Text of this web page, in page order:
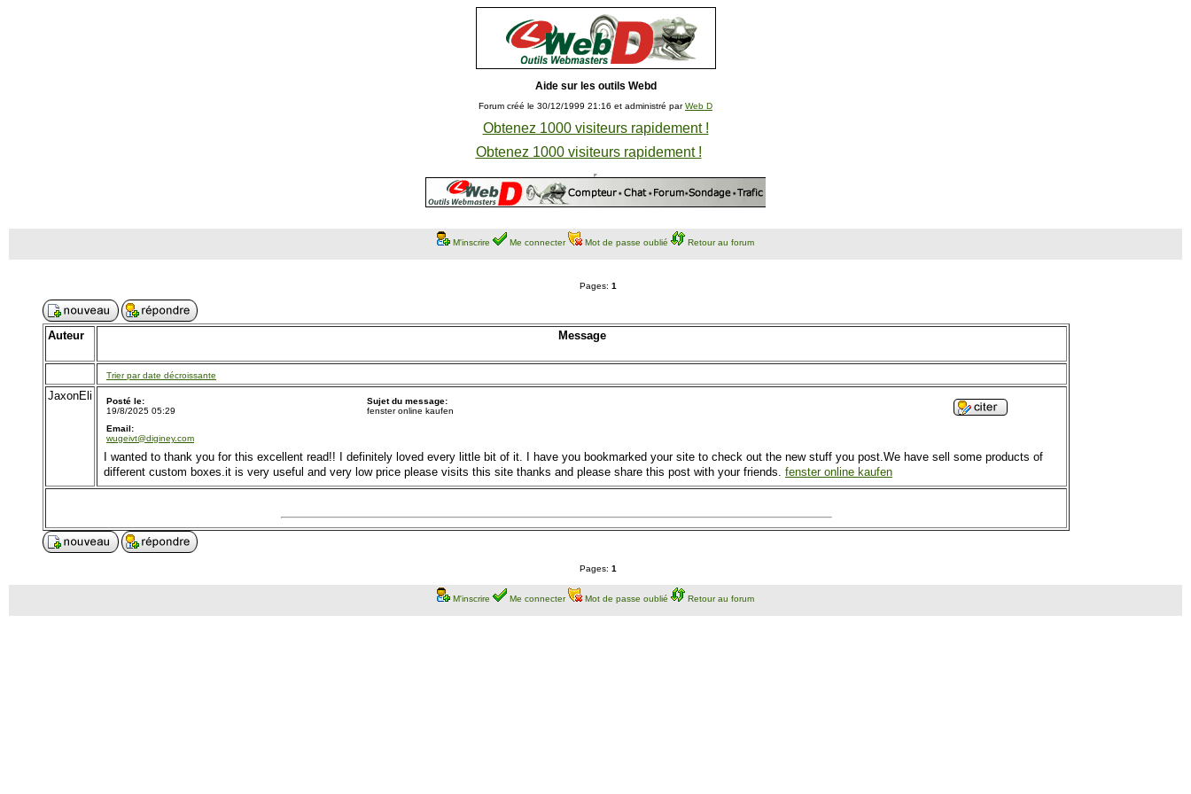
Aide sur les outils Webd
Forum créé le 30/12/1999 21:16 et administré parWeb D
Obtenez 1000 visiteurs rapidement !
Obtenez 1000 visiteurs rapidement !
M'inscrire Me connecter Mot de passe oublié Retour au forum
Pages: 1
Auteur Message
Trier par date décroissante
JaxonEli
Posté le:
19/8/2025 05:29
Sujet du message:
fenster online kaufen
Email:
wugeivt@diginey.com
I wanted to thank you for this excellent read!! I definitely loved every little bit of it. I have you bookmarked your site to check out the new stuff you post.We have sell some products of
different custom boxes.it is very useful and very low price please visits this site thanks and please share this post with your friends. fenster online kaufen
Pages: 1
M'inscrire Me connecter Mot de passe oublié Retour au forum